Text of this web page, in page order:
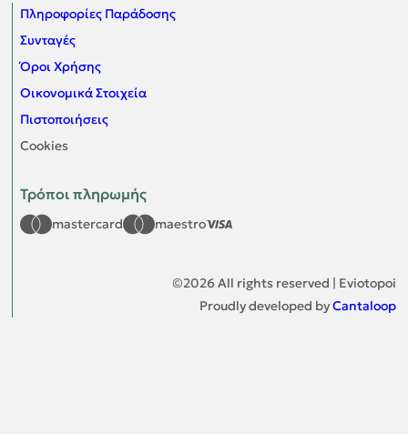
Πληροφορίες Παράδοσης
Συνταγές
Όροι Χρήσης
Οικονομικά Στοιχεία
Πιστοποιήσεις
Cookies
Τρόποι πληρωμής
mastercard maestro
©2026All rights reserved | Eviotopoi
Proudly developed byCantaloop